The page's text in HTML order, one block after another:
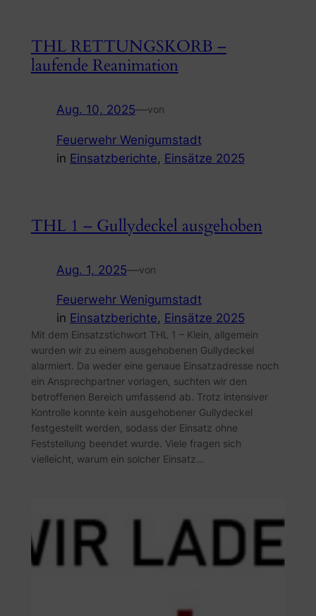
THL RETTUNGSKORB –
laufende Reanimation
Aug. 10, 2025—von
Feuerwehr Wenigumstadt
in Einsatzberichte, Einsätze 2025
THL 1 – Gullydeckel ausgehoben
Aug. 1, 2025—von
Feuerwehr Wenigumstadt
in Einsatzberichte, Einsätze 2025
Mit dem Einsatzstichwort THL 1 – Klein, allgemein
wurden wir zu einem ausgehobenen Gullydeckel
alarmiert. Da weder eine genaue Einsatzadresse noch
ein Ansprechpartner vorlagen, suchten wir den
betroffenen Bereich umfassend ab. Trotz intensiver
Kontrolle konnte kein ausgehobener Gullydeckel
festgestellt werden, sodass der Einsatz ohne
Feststellung beendet wurde. Viele fragen sich
vielleicht, warum ein solcher Einsatz…